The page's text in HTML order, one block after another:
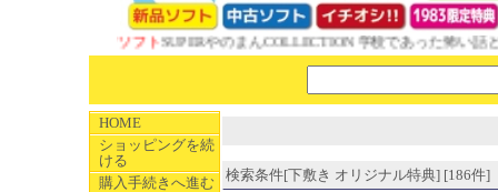
SUPERやのまんCOLLECTION 学校であった怖い話と晦󠄀
HOME
ショッピングを続
ける
購入手続きへ進む
検索条件[下敷き オリジナル特典] [186件]